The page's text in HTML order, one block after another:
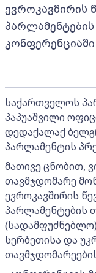
ევროკავშირის
კონფერენციაში
საქართველოს
პაპუაშვილი
დედაქალაქ
პარლამენტის
მათივე ცნობით,
თავმჯდომარე
ევროკავშირის
პარლამენტების
სერბეთისა და